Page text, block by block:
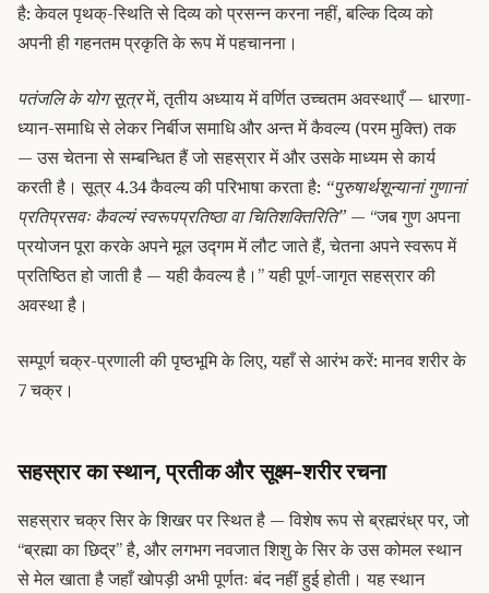
है: केवल पृथक्-स्थिति से दिव्य को प्रसन्न करना नहीं, बल्कि दिव्य को
अपनी ही गहनतम प्रकृति के रूप में पहचानना।
पतंजलि के योग सूत्रमें, तृतीय अध्याय में वर्णित उच्चतम अवस्थाएँ — धारणा-
ध्यान-समाधि से लेकर निर्बीज समाधि और अन्त में कैवल्य (परम मुक्ति) तक
— उस चेतना से सम्बन्धित हैं जो सहस्रार में और उसके माध्यम से कार्य
करती है। सूत्र 4.34 कैवल्य की परिभाषा करता है: “पुरुषार्थशून्यानां गुणानां
प्रतिप्रसवः कैवल्यं स्वरूपप्रतिष्ठा वा चितिशक्तिरिति” — “जब गुण अपना
प्रयोजन पूरा करके अपने मूल उद्गम में लौट जाते हैं, चेतना अपने स्वरूप में
प्रतिष्ठित हो जाती है — यही कैवल्य है।” यही पूर्ण-जागृत सहस्रार की
अवस्था है।
सम्पूर्ण चक्र-प्रणाली की पृष्ठभूमि के लिए, यहाँ से आरंभ करें: मानव शरीर के
7 चक्र।
सहस्रार का स्थान, प्रतीक और सूक्ष्म-शरीर रचना
सहस्रार चक्र सिर के शिखर पर स्थित है — विशेष रूप से ब्रह्मरंध्र पर, जो
“ब्रह्मा का छिद्र” है, और लगभग नवजात शिशु के सिर के उस कोमल स्थान
से मेल खाता है जहाँ खोपड़ी अभी पूर्णतः बंद नहीं हुई होती। यह स्थान